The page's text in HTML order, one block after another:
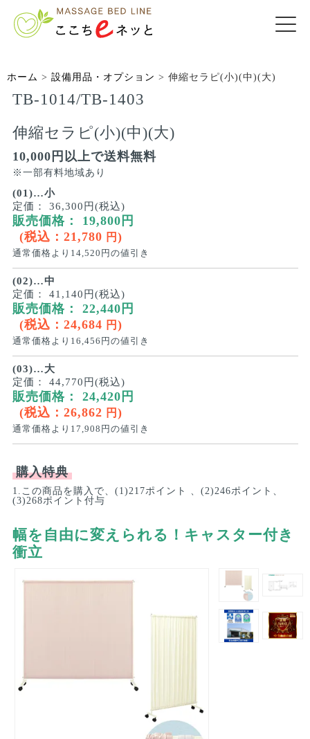
ホーム > 設備用品・オプション > 伸縮セラピ(小)(中)(大)
TB-1014/TB-1403
伸縮セラピ(小)(中)(大)
10,000円以上で送料無料
※一部有料地域あり
(01)…小
定価：
36,300円(税込)
販売価格： 19,800 円
(税込： 21,780 円 )
通常価格より 14,520 円の値引き
(02)…中
定価：
41,140円(税込)
販売価格： 22,440 円
(税込： 24,684 円 )
通常価格より 16,456 円の値引き
(03)…大
定価：
44,770円(税込)
販売価格： 24,420 円
(税込： 26,862 円 )
通常価格より 17,908 円の値引き
購入特典
1.この商品を購入で、(1)217ポイント 、(2)246ポイント、
(3)268ポイント付与
幅を自由に変えられる！キャスター付き
衝立